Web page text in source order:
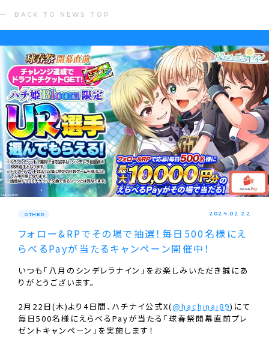
BACK TO NEWS TOP
OTHER 2024.02.22
フォロー&RPでその場で抽選！毎日500名様にえ
らべるPayが当たるキャンペーン開催中！
いつも「八月のシンデレラナイン」をお楽しみいただき誠にあ
りがとうございます。
2月22日(木)より4日間、ハチナイ公式X(@hachinai89)にて
毎日500名様にえらべるPayが当たる「球春祭開幕直前プレ
ゼントキャンペーン」を実施します！